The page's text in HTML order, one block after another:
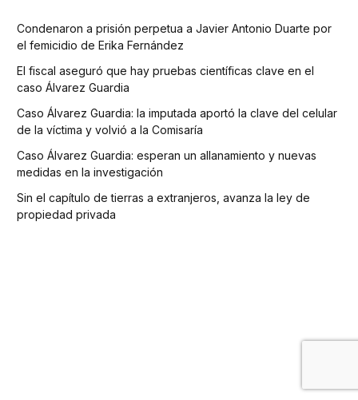
Condenaron a prisión perpetua a Javier Antonio Duarte por
el femicidio de Erika Fernández
El fiscal aseguró que hay pruebas científicas clave en el
caso Álvarez Guardia
Caso Álvarez Guardia: la imputada aportó la clave del celular
de la víctima y volvió a la Comisaría
Caso Álvarez Guardia: esperan un allanamiento y nuevas
medidas en la investigación
Sin el capítulo de tierras a extranjeros, avanza la ley de
propiedad privada